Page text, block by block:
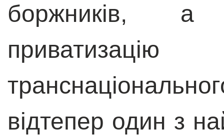
боржників, а
відтепер один з